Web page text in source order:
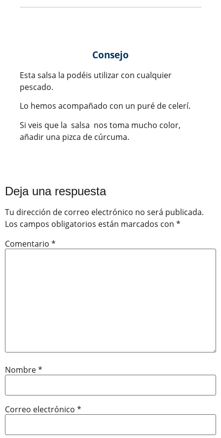
Consejo
Esta salsa la podéis utilizar con cualquier
pescado.
Lo hemos acompañado con un puré de celerí.
Si veis que la salsa nos toma mucho color,
añadir una pizca de cúrcuma.
Deja una respuesta
Tu dirección de correo electrónico no será publicada.
Los campos obligatorios están marcados con *
Comentario *
Nombre*
Correo electrónico *